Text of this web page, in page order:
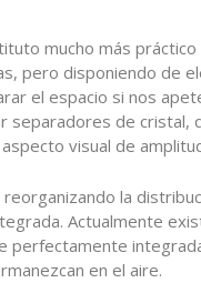
mucho más
pero disponiendo de
el espacio si nos
separadores de
visual de
la
Actualmente
en el aire.